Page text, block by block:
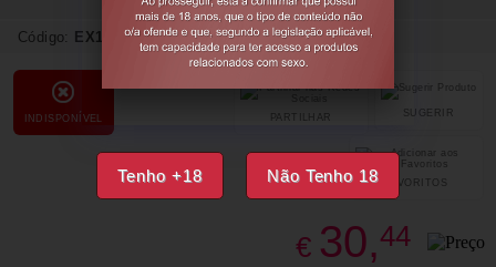
Tenho +18 Não Tenho 18
Código: EX18616
INDISPONÍVEL SUGERIR
PARTILHAR
FAVORITOS
€ 30,44